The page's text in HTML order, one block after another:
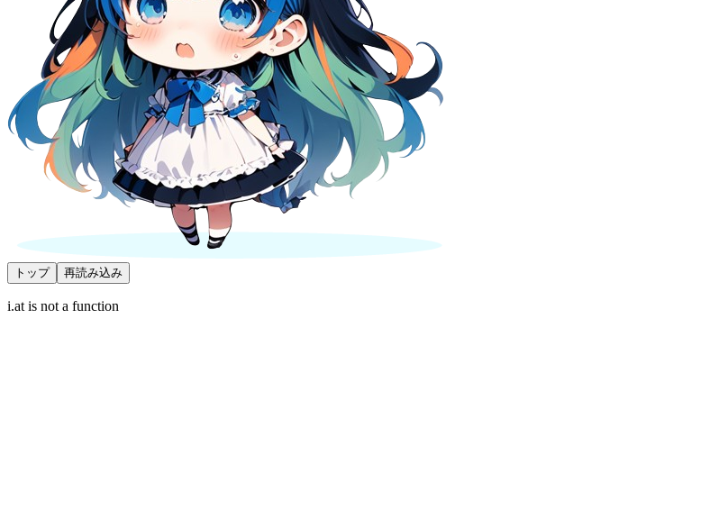
トップ 再読み込み
i.at is not a function